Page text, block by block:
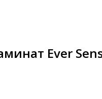
Ever